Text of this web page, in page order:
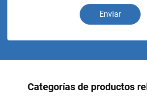
Enviar
Categorías de productos